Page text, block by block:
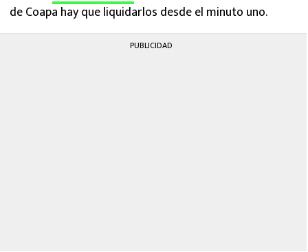
de Coapa hay que liquidarlos desde el minuto uno.
PUBLICIDAD